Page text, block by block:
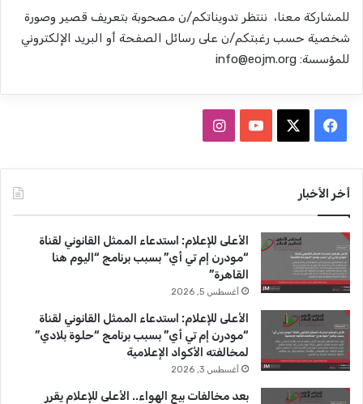
للمشاركة معنا، ننتظر تدويناتكم/ن مصحوبة بتعريف قصير وصورة
شخصية حسب رغبتكم/ن على رسائل الصفحة أو البريد الإلكتروني
للمؤسسة: info@eojm.org
س
و
ك
T
u
b
e
ق
ا
م
أخر الأخبار
الأعلى للإعلام: استدعاء الممثل القانوني لقناة
“مودرن إم تي أي” بسبب برنامج “اليوم هنا
القاهرة”
أغسطس 5, 2026
الأعلى للإعلام: استدعاء الممثل القانوني لقناة
“مودرن إم تي أي” بسبب برنامج “حلوة بلادي”
لمخالفته الأكواد الإعلامية
أغسطس 3, 2026
بعد مخالفات بيع الهواء.. الأعلى للإعلام يقرر